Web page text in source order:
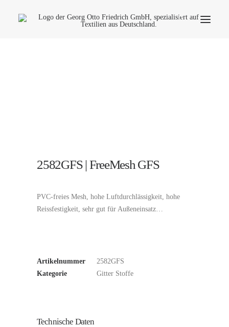
Deutsch2582GFS | FreeMesh GFS
PVC-freies Mesh, hohe Luftdurchlässigkeit, hohe
Reissfestigkeit, sehr gut für Außeneinsatz…
Artikelnummer
2582GFS
Kategorie
Gitter Stoffe
Technische Daten